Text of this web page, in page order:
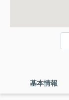
基本情報